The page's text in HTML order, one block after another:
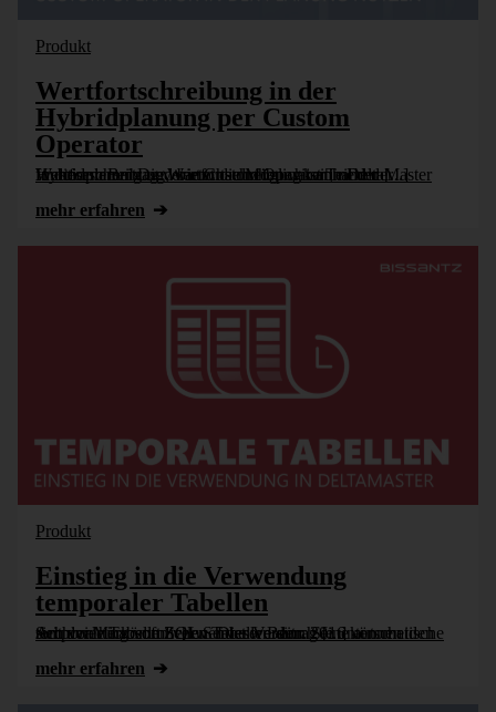
Produkt
Wertfortschreibung in der
Hybridplanung per Custom
Operator
In diesem Beitrag veranschaulichen wir anhand der Wertforschreibung, wie Custom Operator in DeltaMaster funktionieren. Die Wertfortschreibung ist Teil der Hybridplanung und bietet die Möglichkeit, neben [...]
mehr erfahren
Produkt
Einstieg in die Verwendung
temporaler Tabellen
Seit der Microsoft SQL Server Version 2016 können temporale Tabellen verwendet werden. Sie unterscheiden sich von herkömmlichen Tabellen durch eine automatische Archivierung von Zeilen. Dieser Beitrag [...]
mehr erfahren